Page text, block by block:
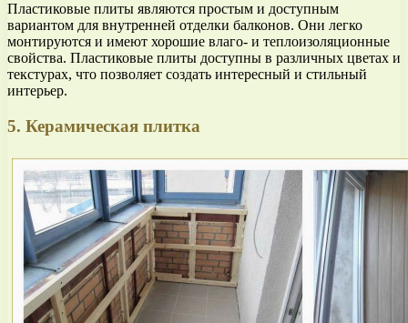
Пластиковые плиты являются простым и доступным
вариантом для внутренней отделки балконов. Они легко
монтируются и имеют хорошие влаго- и теплоизоляционные
свойства. Пластиковые плиты доступны в различных цветах и
текстурах, что позволяет создать интересный и стильный
интерьер.
5. Керамическая плитка